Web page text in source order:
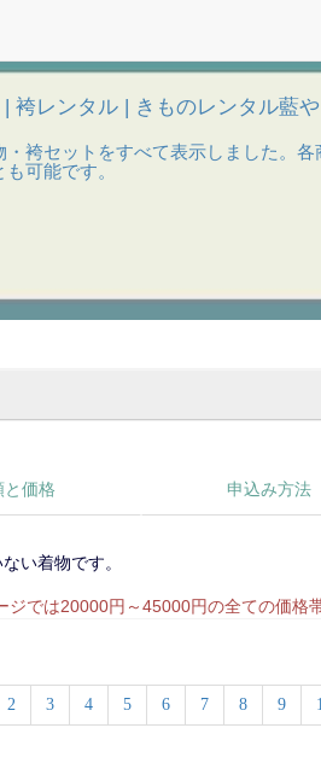
袴レンタル | きものレンタル藍
袴セットをすべて表示しました。
可能です。
と価格 申込み方法
い着物です。
ジでは20000円～45000円の全ての価格
2 3 4 5 6 7 8 9